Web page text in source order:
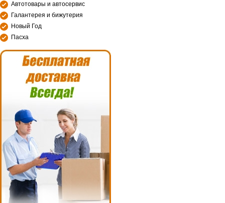
Автотовары и автосервис
Галантерея и бижутерия
Новый Год
Пасха